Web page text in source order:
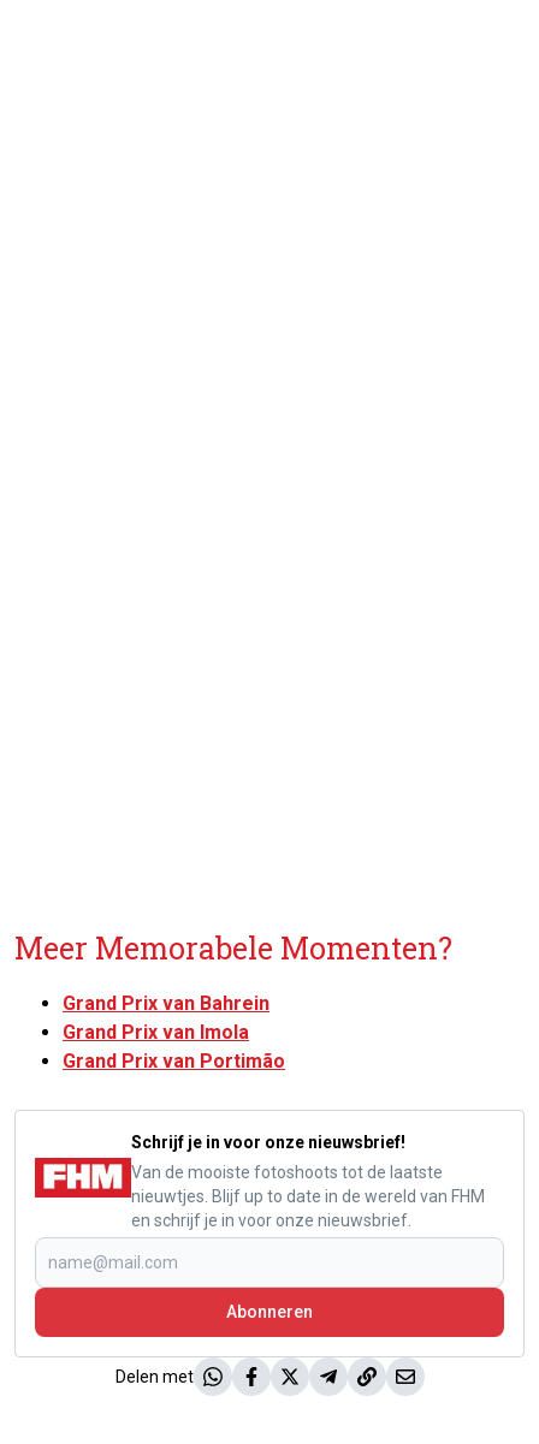
Meer Memorabele Momenten?
Grand Prix van Bahrein
Grand Prix van Imola
Grand Prix van Portimão
Schrijf je in voor onze nieuwsbrief!
Van de mooiste fotoshoots tot de laatste
nieuwtjes. Blijf up to date in de wereld van FHM
en schrijf je in voor onze nieuwsbrief.
Abonneren
Delen met